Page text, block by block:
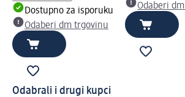
Dostupno za isporuku
Odaberi dm trgovinu
Odaberi
Odabrali i drugi kupci